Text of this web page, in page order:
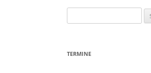
nach:
TERMINE